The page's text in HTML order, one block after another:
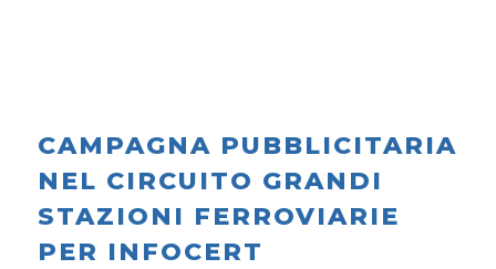
CAMPAGNA PUBBLICITARIA
NEL CIRCUITO GRANDI
STAZIONI FERROVIARIE
PER INFOCERT